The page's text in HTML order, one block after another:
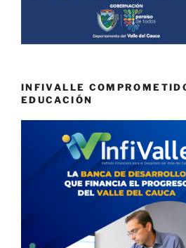
INFIVALLE
EDUCACIÓN